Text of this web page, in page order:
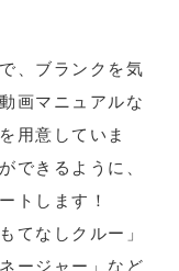
、ブランクを気
画マニュアルな
用意していま
できるように、
トします！
てなしクルー」
ージャー」など